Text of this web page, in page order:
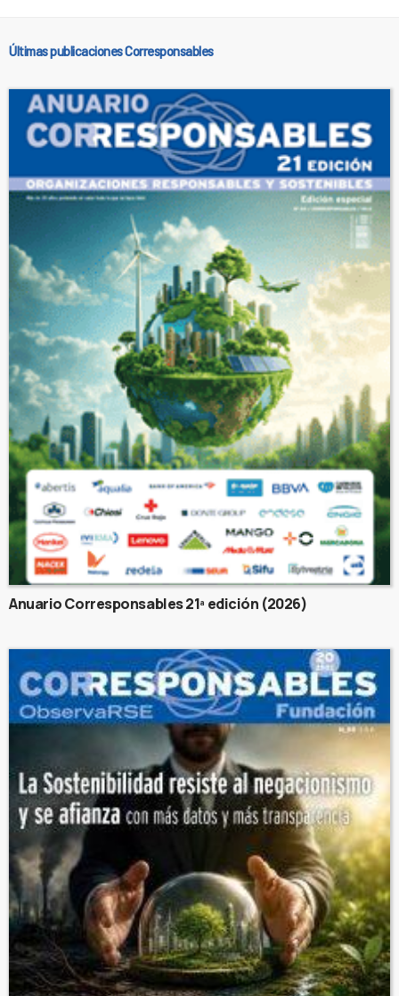
Últimas publicaciones Corresponsables
Anuario Corresponsables 21ª edición (2026)